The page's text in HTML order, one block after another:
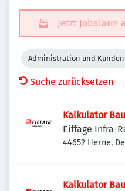
Jetzt Jobalarm
Administration und
Suche zurücksetzen
Kalkulator
Eiffage Infra-
44652 Herne,
Kalkulator